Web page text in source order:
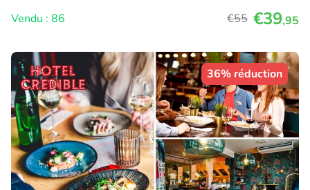
Vendu : 86
€55 €39,95
36% réduction